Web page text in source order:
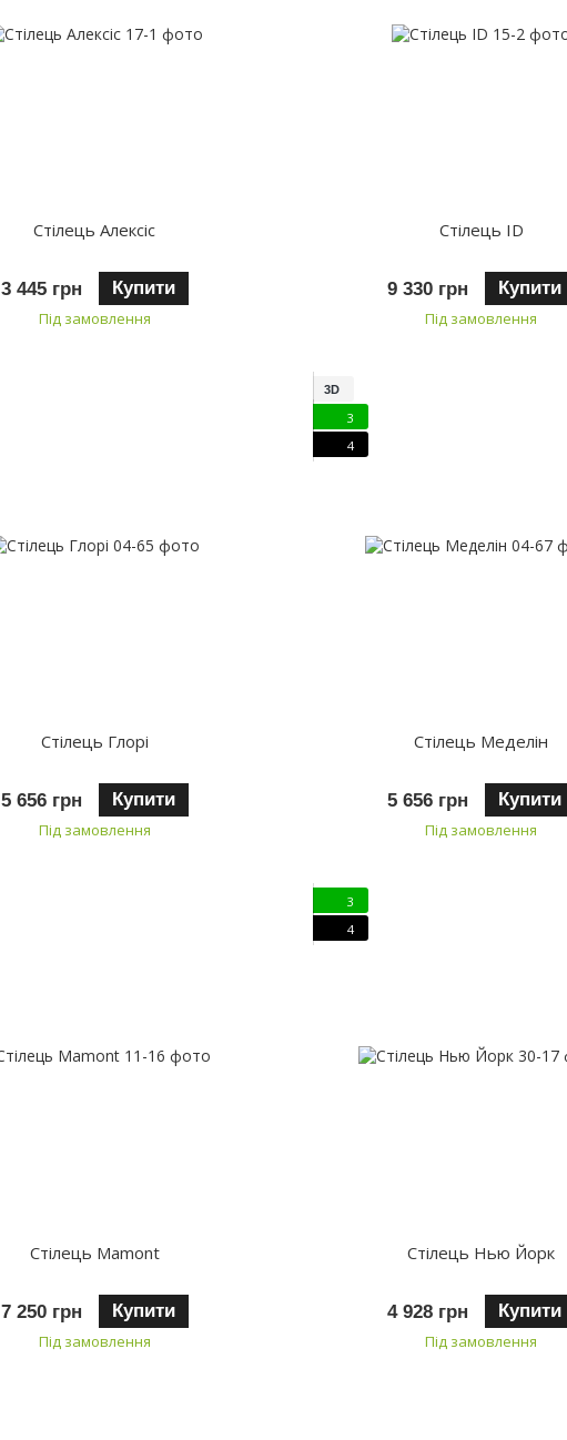
Стілець Алексіс
3 445 грн Купити
Під замовлення
Стілець ID
9 330 грн Купити
Під замовлення
Стілець Глорі
5 656 грн Купити
Під замовлення
3D
3
4
Стілець Меделін
5 656 грн Купити
Під замовлення
Стілець Mamont
7 250 грн Купити
Під замовлення
3
4
Стілець Нью Йорк
4 928 грн Купити
Під замовлення